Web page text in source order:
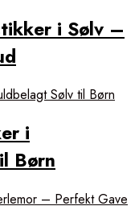
i Sølv –
i
Børn